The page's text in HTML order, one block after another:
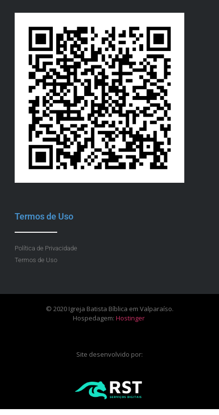
Termos de Uso
Política de Privacidade
Termos de Uso
© 2020 Igreja Batista Bíblica em Valparaíso.
Hospedagem: Hostinger
Site desenvolvido por: